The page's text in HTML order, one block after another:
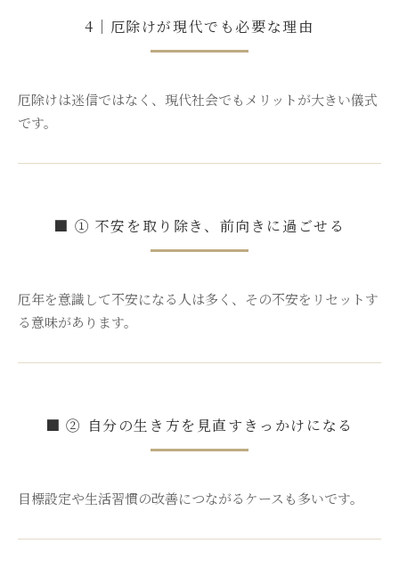
4｜厄除けが現代でも必要な理由
厄除けは迷信ではなく、現代社会でもメリットが大きい儀式
です。
■ ① 不安を取り除き、前向きに過ごせる
厄年を意識して不安になる人は多く、その不安をリセットす
る意味があります。
■ ② 自分の生き方を見直すきっかけになる
目標設定や生活習慣の改善につながるケースも多いです。